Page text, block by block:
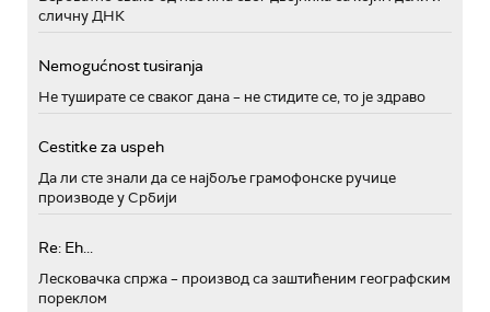
сличну ДНК
Nemogućnost tusiranja
Не туширате се сваког дана – не стидите се, то је здраво
Cestitke za uspeh
Да ли сте знали да се најбоље грамофонске ручице
производе у Србији
Re: Eh...
Лесковачка спржа – производ са заштићеним географским
пореклом